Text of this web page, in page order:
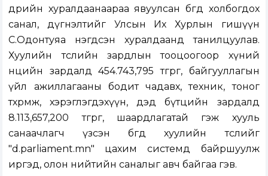
өдрийн хуралдаанаараа явуулсан бөгөөд холбогдох
санал, дүгнэлтийг Улсын Их Хурлын гишүүн
С.Одонтуяа нэгдсэн хуралдаанд танилцуулав.
Хуулийн төслийн зардлын тооцоогоор хүний
нөөцийн зардалд 454.743,795 төгрөг, байгууллагын
үйл ажиллагааны бодит чадавх, техник, тоног
төхөөрөмж, хэрэглэгдэхүүн, дэд бүтцийн зардалд
8.113,657,200 төгрөг, шаардлагатай гэж хууль
санаачлагч үзсэн бөгөөд хуулийн төслийг
"d.parliament.mn" цахим системд байршуулж
иргэд, олон нийтийн саналыг авч байгаа гэв.